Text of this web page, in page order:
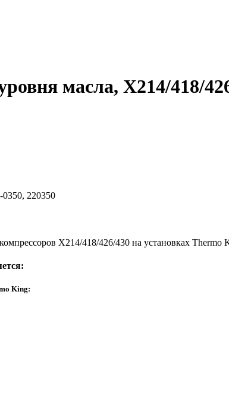
масла, X214/418/
0350, 220350
X214/418/426/430 на установках Thermo
King: